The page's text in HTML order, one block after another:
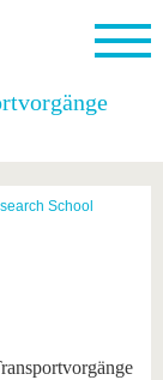
Schließen
Transfer Unileben
School